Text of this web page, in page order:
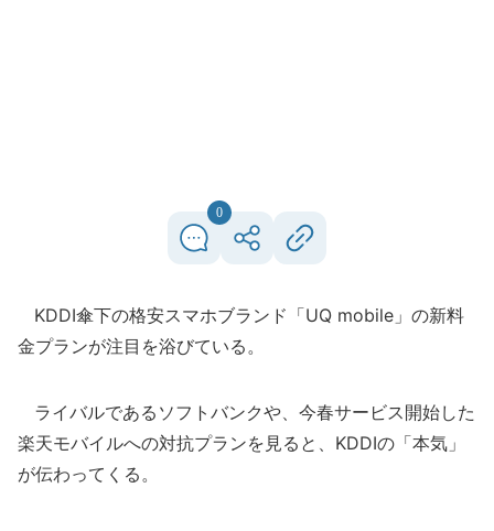
0
KDDI傘下の格安スマホブランド「UQ mobile」の新料
金プランが注目を浴びている。
ライバルであるソフトバンクや、今春サービス開始した
楽天モバイルへの対抗プランを見ると、KDDIの「本気」
が伝わってくる。